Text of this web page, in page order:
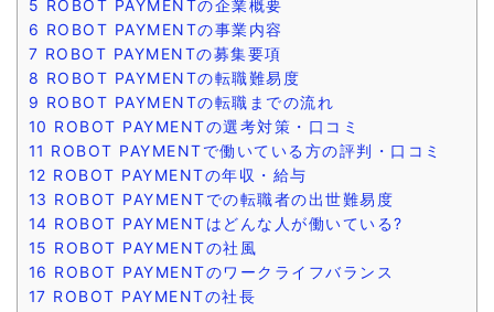
5 ROBOT PAYMENTの企業概要
6 ROBOT PAYMENTの事業内容
7 ROBOT PAYMENTの募集要項
8 ROBOT PAYMENTの転職難易度
9 ROBOT PAYMENTの転職までの流れ
10 ROBOT PAYMENTの選考対策・口コミ
11 ROBOT PAYMENTで働いている方の評判・口コミ
12 ROBOT PAYMENTの年収・給与
13 ROBOT PAYMENTでの転職者の出世難易度
14 ROBOT PAYMENTはどんな人が働いている?
15 ROBOT PAYMENTの社風
16 ROBOT PAYMENTのワークライフバランス
17 ROBOT PAYMENTの社長